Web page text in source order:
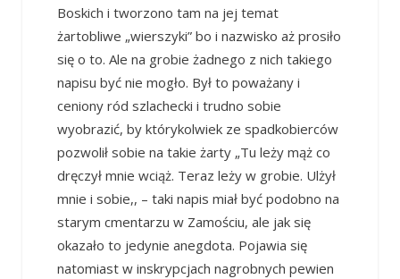
Boskich i tworzono tam na jej temat
żartobliwe „wierszyki” bo i nazwisko aż prosiło
się o to. Ale na grobie żadnego z nich takiego
napisu być nie mogło. Był to poważany i
ceniony ród szlachecki i trudno sobie
wyobrazić, by którykolwiek ze spadkobierców
pozwolił sobie na takie żarty „Tu leży mąż co
dręczył mnie wciąż. Teraz leży w grobie. Ulżył
mnie i sobie,, – taki napis miał być podobno na
starym cmentarzu w Zamościu, ale jak się
okazało to jedynie anegdota. Pojawia się
natomiast w inskrypcjach nagrobnych pewien